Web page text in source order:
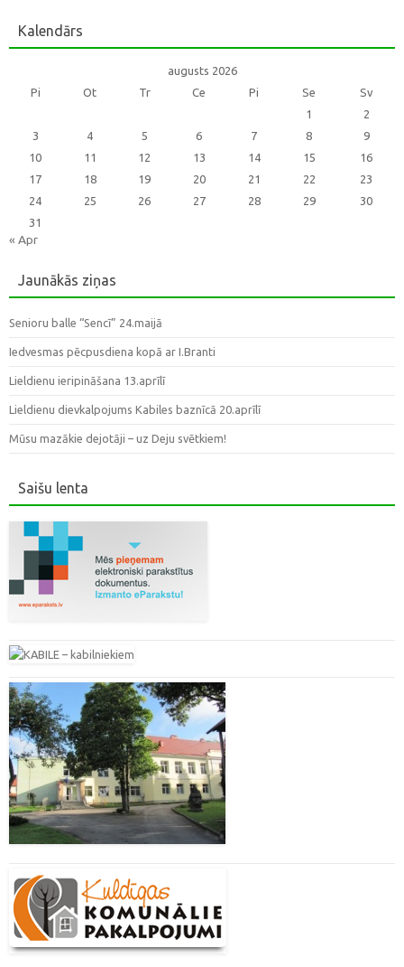
Kalendārs
augusts 2026
Pi
Ot Tr Ce Pi Se
Sv
1
2
3
4 5 6 7 8
9
10
11 12 13 14 15
16
17
18 19 20 21 22
23
24
25 26 27 28 29
30
31
« Apr
Jaunākās ziņas
Senioru balle “Sencī” 24.maijā
Iedvesmas pēcpusdiena kopā ar I.Branti
Lieldienu ieripināšana 13.aprīlī
Lieldienu dievkalpojums Kabiles baznīcā 20.aprīlī
Mūsu mazākie dejotāji – uz Deju svētkiem!
Saišu lenta